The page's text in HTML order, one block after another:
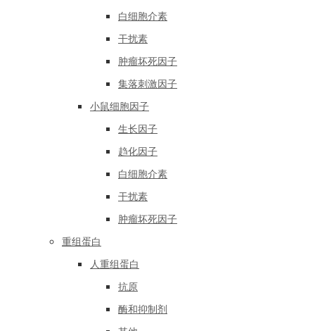
白细胞介素
干扰素
肿瘤坏死因子
集落刺激因子
小鼠细胞因子
生长因子
趋化因子
白细胞介素
干扰素
肿瘤坏死因子
重组蛋白
人重组蛋白
抗原
酶和抑制剂